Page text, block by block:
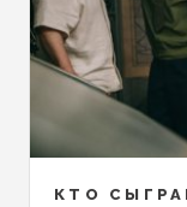
КТО